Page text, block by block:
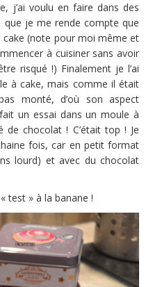
j’ai voulu en faire dans des
que je me rende compte que
cake (note pour moi même et
à cuisiner sans avoir
risqué !) Finalement je l’ai
à cake, mais comme il était
monté, d’où son aspect
un essai dans un moule à
chocolat ! C’était top ! Je
fois, car en petit format
lourd) et avec du chocolat
test » à la banane !